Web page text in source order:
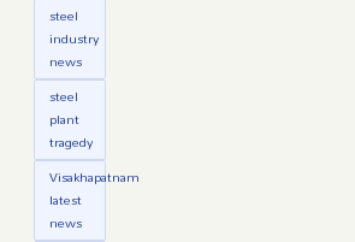
steel
industry
news
steel
plant
tragedy
Visakhapatnam
latest
news